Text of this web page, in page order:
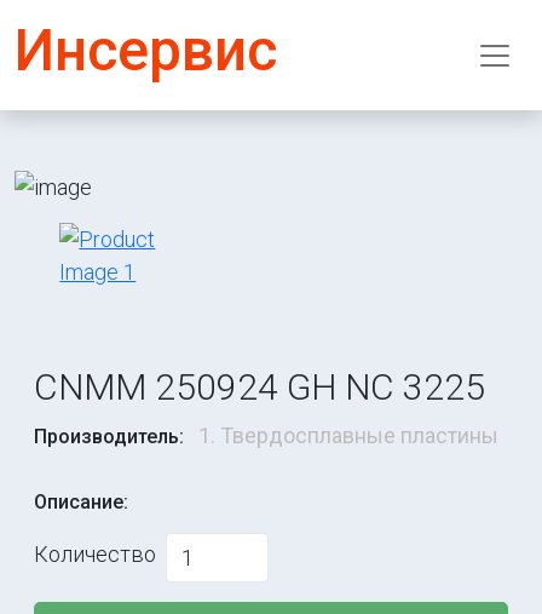
Инсервис
CNMM 250924 GH NC 3225
Производитель: 1. Твердосплавные пластины
Описание:
Количество